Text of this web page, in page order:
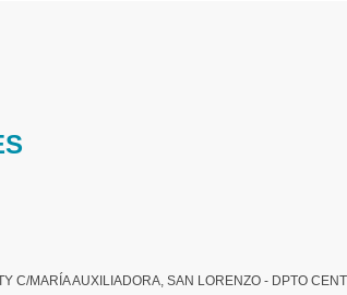
C/MARÍA AUXILIADORA, SAN LORENZO - DPTO